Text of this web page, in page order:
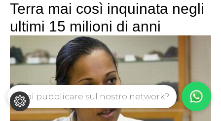
Terra mai così inquinata negli
ultimi 15 milioni di anni
Vuoi pubblicare sul nostro network?